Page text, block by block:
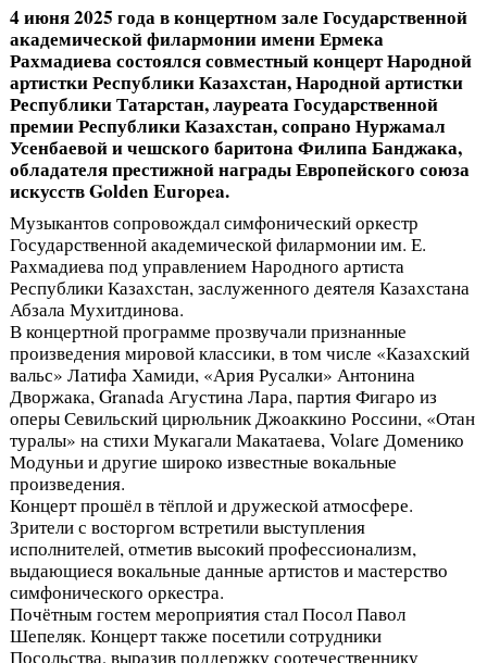
4 июня 2025 года в концертном зале Государственной
академической филармонии имени Ермека
Рахмадиева состоялся совместный концерт Народной
артистки Республики Казахстан, Народной артистки
Республики Татарстан, лауреата Государственной
премии Республики Казахстан, сопрано Нуржамал
Усенбаевой и чешского баритона Филипа Банджака,
обладателя престижной награды Европейского союза
искусств Golden Europea.
Музыкантов сопровождал симфонический оркестр
Государственной академической филармонии им. Е.
Рахмадиева под управлением Народного артиста
Республики Казахстан, заслуженного деятеля Казахстана
Абзала Мухитдинова.
В концертной программе прозвучали признанные
произведения мировой классики, в том числе «Казахский
вальс» Латифа Хамиди, «Ария Русалки» Антонина
Дворжака, Granada Агустина Лара, партия Фигаро из
оперы Севильский цирюльник Джоаккино Россини, «Отан
туралы» на стихи Мукагали Макатаева, Volare Доменико
Модуньи и другие широко известные вокальные
произведения.
Концерт прошёл в тёплой и дружеской атмосфере.
Зрители с восторгом встретили выступления
исполнителей, отметив высокий профессионализм,
выдающиеся вокальные данные артистов и мастерство
симфонического оркестра.
Почётным гостем мероприятия стал Посол Павол
Шепеляк. Концерт также посетили сотрудники
Посольства, выразив поддержку соотечественнику